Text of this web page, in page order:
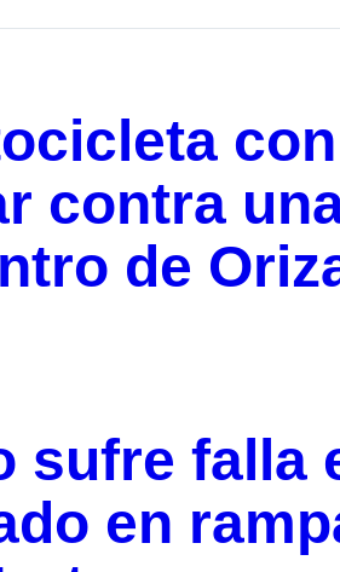
con
contra
de
sufre falla
en